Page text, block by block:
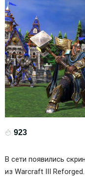
923
В сети появились
из Warcraft III